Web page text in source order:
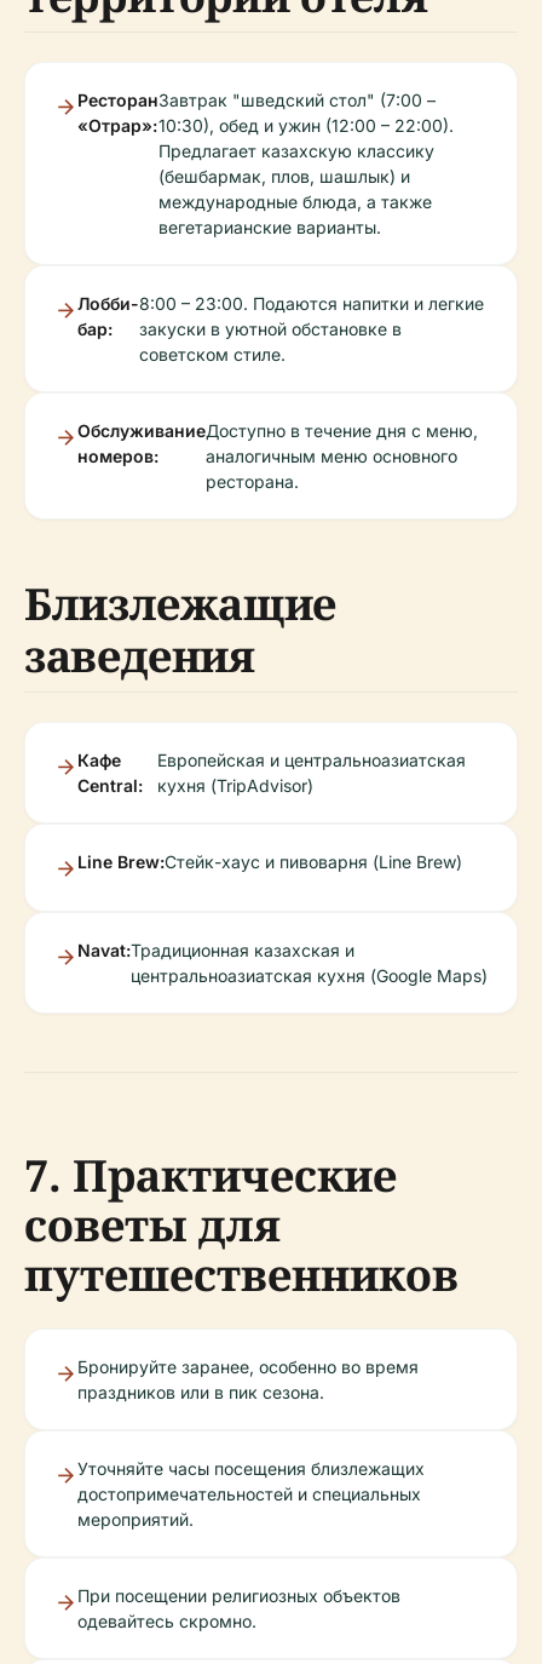
Ресторан
«Отрар»:
Завтрак "шведский стол" (7:00 –
10:30), обед и ужин (12:00 – 22:00).
Предлагает казахскую классику
(бешбармак, плов, шашлык) и
международные блюда, а также
вегетарианские варианты.
Лобби-
бар:
8:00 – 23:00. Подаются напитки и легкие
закуски в уютной обстановке в
советском стиле.
Обслуживание
номеров:
Доступно в течение дня с меню,
аналогичным меню основного
ресторана.
Близлежащие
заведения
Кафе
Central:
Европейская и центральноазиатская
кухня (TripAdvisor)
Line Brew:Стейк-хаус и пивоварня (Line Brew)
Navat:Традиционная казахская и
центральноазиатская кухня (Google Maps)
7. Практические
советы для
путешественников
Бронируйте заранее, особенно во время
праздников или в пик сезона.
Уточняйте часы посещения близлежащих
достопримечательностей и специальных
мероприятий.
При посещении религиозных объектов
одевайтесь скромно.